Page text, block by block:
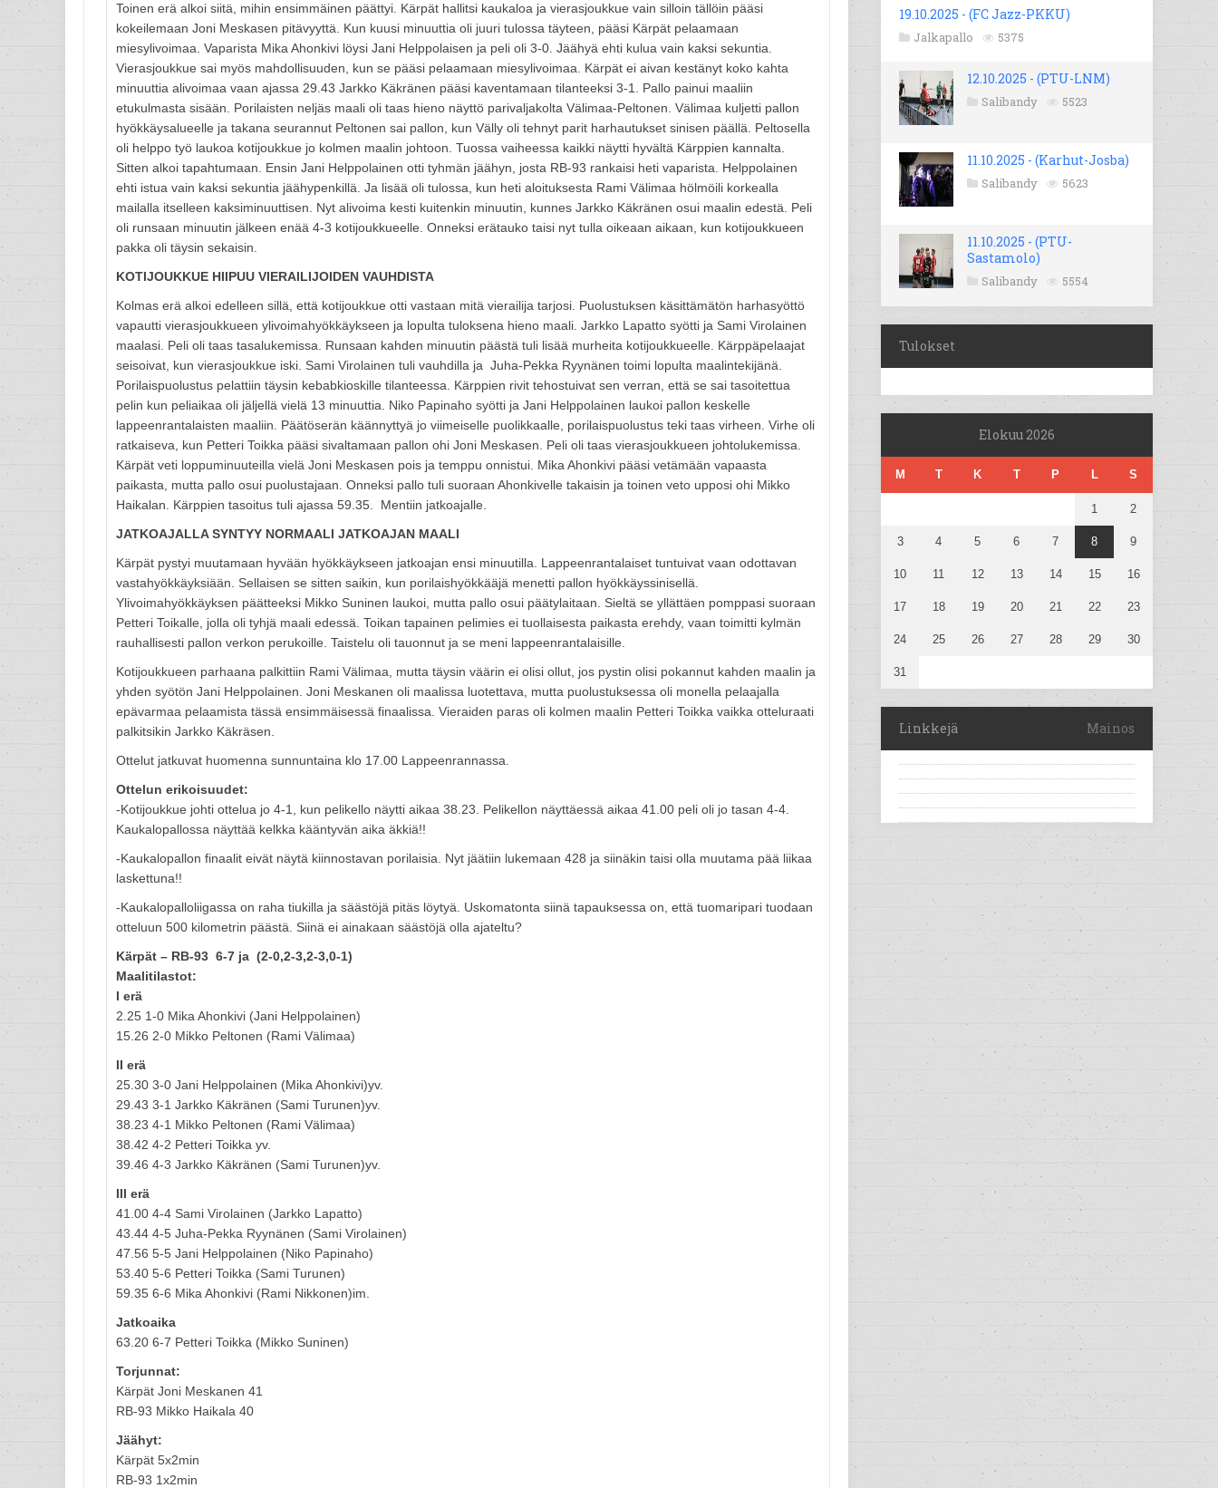
Toinen erä alkoi siitä, mihin ensimmäinen päättyi. Kärpät hallitsi kaukaloa ja vierasjoukkue vain silloin tällöin pääsi
kokeilemaan Joni Meskasen pitävyyttä. Kun kuusi minuuttia oli juuri tulossa täyteen, pääsi Kärpät pelaamaan
miesylivoimaa. Vaparista Mika Ahonkivi löysi Jani Helppolaisen ja peli oli 3-0. Jäähyä ehti kulua vain kaksi sekuntia.
Vierasjoukkue sai myös mahdollisuuden, kun se pääsi pelaamaan miesylivoimaa. Kärpät ei aivan kestänyt koko kahta
minuuttia alivoimaa vaan ajassa 29.43 Jarkko Käkränen pääsi kaventamaan tilanteeksi 3-1. Pallo painui maaliin
etukulmasta sisään. Porilaisten neljäs maali oli taas hieno näyttö parivaljakolta Välimaa-Peltonen. Välimaa kuljetti pallon
hyökkäysalueelle ja takana seurannut Peltonen sai pallon, kun Välly oli tehnyt parit harhautukset sinisen päällä. Peltosella
oli helppo työ laukoa kotijoukkue jo kolmen maalin johtoon. Tuossa vaiheessa kaikki näytti hyvältä Kärppien kannalta.
Sitten alkoi tapahtumaan. Ensin Jani Helppolainen otti tyhmän jäähyn, josta RB-93 rankaisi heti vaparista. Helppolainen
ehti istua vain kaksi sekuntia jäähypenkillä. Ja lisää oli tulossa, kun heti aloituksesta Rami Välimaa hölmöili korkealla
mailalla itselleen kaksiminuuttisen. Nyt alivoima kesti kuitenkin minuutin, kunnes Jarkko Käkränen osui maalin edestä. Peli
oli runsaan minuutin jälkeen enää 4-3 kotijoukkueelle. Onneksi erätauko taisi nyt tulla oikeaan aikaan, kun kotijoukkueen
pakka oli täysin sekaisin.
KOTIJOUKKUE HIIPUU VIERAILIJOIDEN VAUHDISTA
Kolmas erä alkoi edelleen sillä, että kotijoukkue otti vastaan mitä vierailija tarjosi. Puolustuksen käsittämätön harhasyöttö
vapautti vierasjoukkueen ylivoimahyökkäykseen ja lopulta tuloksena hieno maali. Jarkko Lapatto syötti ja Sami Virolainen
maalasi. Peli oli taas tasalukemissa. Runsaan kahden minuutin päästä tuli lisää murheita kotijoukkueelle. Kärppäpelaajat
seisoivat, kun vierasjoukkue iski. Sami Virolainen tuli vauhdilla ja Juha-Pekka Ryynänen toimi lopulta maalintekijänä.
Porilaispuolustus pelattiin täysin kebabkioskille tilanteessa. Kärppien rivit tehostuivat sen verran, että se sai tasoitettua
pelin kun peliaikaa oli jäljellä vielä 13 minuuttia. Niko Papinaho syötti ja Jani Helppolainen laukoi pallon keskelle
lappeenrantalaisten maaliin. Päätöserän käännyttyä jo viimeiselle puolikkaalle, porilaispuolustus teki taas virheen. Virhe oli
ratkaiseva, kun Petteri Toikka pääsi sivaltamaan pallon ohi Joni Meskasen. Peli oli taas vierasjoukkueen johtolukemissa.
Kärpät veti loppuminuuteilla vielä Joni Meskasen pois ja temppu onnistui. Mika Ahonkivi pääsi vetämään vapaasta
paikasta, mutta pallo osui puolustajaan. Onneksi pallo tuli suoraan Ahonkivelle takaisin ja toinen veto upposi ohi Mikko
Haikalan. Kärppien tasoitus tuli ajassa 59.35. Mentiin jatkoajalle.
JATKOAJALLA SYNTYY NORMAALI JATKOAJAN MAALI
Kärpät pystyi muutamaan hyvään hyökkäykseen jatkoajan ensi minuutilla. Lappeenrantalaiset tuntuivat vaan odottavan
vastahyökkäyksiään. Sellaisen se sitten saikin, kun porilaishyökkääjä menetti pallon hyökkäyssinisellä.
Ylivoimahyökkäyksen päätteeksi Mikko Suninen laukoi, mutta pallo osui päätylaitaan. Sieltä se yllättäen pomppasi suoraan
Petteri Toikalle, jolla oli tyhjä maali edessä. Toikan tapainen pelimies ei tuollaisesta paikasta erehdy, vaan toimitti kylmän
rauhallisesti pallon verkon perukoille. Taistelu oli tauonnut ja se meni lappeenrantalaisille.
Kotijoukkueen parhaana palkittiin Rami Välimaa, mutta täysin väärin ei olisi ollut, jos pystin olisi pokannut kahden maalin ja
yhden syötön Jani Helppolainen. Joni Meskanen oli maalissa luotettava, mutta puolustuksessa oli monella pelaajalla
epävarmaa pelaamista tässä ensimmäisessä finaalissa. Vieraiden paras oli kolmen maalin Petteri Toikka vaikka otteluraati
palkitsikin Jarkko Käkräsen.
Ottelut jatkuvat huomenna sunnuntaina klo 17.00 Lappeenrannassa.
Ottelun erikoisuudet:
-Kotijoukkue johti ottelua jo 4-1, kun pelikello näytti aikaa 38.23. Pelikellon näyttäessä aikaa 41.00 peli oli jo tasan 4-4.
Kaukalopallossa näyttää kelkka kääntyvän aika äkkiä!!
-Kaukalopallon finaalit eivät näytä kiinnostavan porilaisia. Nyt jäätiin lukemaan 428 ja siinäkin taisi olla muutama pää liikaa
laskettuna!!
-Kaukalopalloliigassa on raha tiukilla ja säästöjä pitäs löytyä. Uskomatonta siinä tapauksessa on, että tuomaripari tuodaan
otteluun 500 kilometrin päästä. Siinä ei ainakaan säästöjä olla ajateltu?
Kärpät – RB-93 6-7 ja (2-0,2-3,2-3,0-1)
Maalitilastot:
I erä
2.25 1-0 Mika Ahonkivi (Jani Helppolainen)
15.26 2-0 Mikko Peltonen (Rami Välimaa)
II erä
25.30 3-0 Jani Helppolainen (Mika Ahonkivi)yv.
29.43 3-1 Jarkko Käkränen (Sami Turunen)yv.
38.23 4-1 Mikko Peltonen (Rami Välimaa)
38.42 4-2 Petteri Toikka yv.
39.46 4-3 Jarkko Käkränen (Sami Turunen)yv.
III erä
41.00 4-4 Sami Virolainen (Jarkko Lapatto)
43.44 4-5 Juha-Pekka Ryynänen (Sami Virolainen)
47.56 5-5 Jani Helppolainen (Niko Papinaho)
53.40 5-6 Petteri Toikka (Sami Turunen)
59.35 6-6 Mika Ahonkivi (Rami Nikkonen)im.
Jatkoaika
63.20 6-7 Petteri Toikka (Mikko Suninen)
Torjunnat:
Kärpät Joni Meskanen 41
RB-93 Mikko Haikala 40
Jäähyt:
Kärpät 5x2min
RB-93 1x2min
19.10.2025 - (FC Jazz-PKKU)
Jalkapallo 5375
12.10.2025 - (PTU-LNM)
Salibandy 5523
11.10.2025 - (Karhut-Josba)
Salibandy 5623
11.10.2025 - (PTU-
Sastamolo)
Salibandy 5554
Tulokset
Elokuu 2026
M T K T P L S
1 2
3 4 5 6 7 8 9
10 11 12 13 14 15 16
17 18 19 20 21 22 23
24 25 26 27 28 29 30
31
Linkkejä Mainos